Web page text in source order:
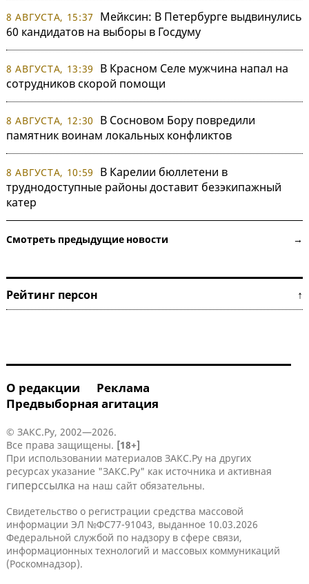
8 АВГУСТА, 15:37
Мейксин: В Петербурге выдвинулись
60 кандидатов на выборы в Госдуму
8 АВГУСТА, 13:39
В Красном Селе мужчина напал на
сотрудников скорой помощи
8 АВГУСТА, 12:30
В Сосновом Бору повредили
памятник воинам локальных конфликтов
8 АВГУСТА, 10:59
В Карелии бюллетени в
труднодоступные районы доставит безэкипажный
катер
Смотреть предыдущие новости →
Рейтинг персон ↑
О редакции
Реклама
Предвыборная агитация
© ЗАКС.Ру, 2002—2026.
Все права защищены. [18+]
При использовании материалов ЗАКС.Ру на других
ресурсах указание "ЗАКС.Ру" как источника и активная
гиперссылка на наш сайт обязательны.
Свидетельство о регистрации средства массовой
информации ЭЛ №ФС77-91043, выданное 10.03.2026
Федеральной службой по надзору в сфере связи,
информационных технологий и массовых коммуникаций
(Роскомнадзор).